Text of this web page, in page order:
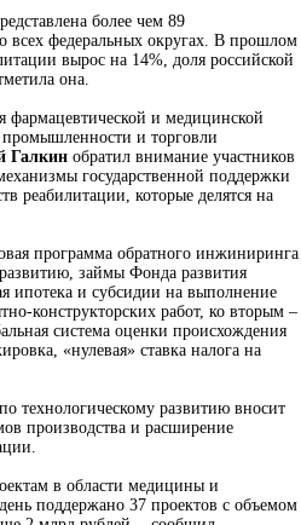
более чем 89
федеральных округах. В прошлом
вырос на 14%, доля российской
она.
фармацевтической и медицинской
и торговли
Галкин обратил внимание участников
государственной поддержки
реабилитации, которые делятся на
программа обратного инжиниринга
займы Фонда развития
и субсидии на выполнение
конструкторских работ, ко вторым –
система оценки происхождения
«нулевая» ставка налога на
технологическому развитию вносит
производства и расширение
в области медицины и
поддержано 37 проектов с объемом